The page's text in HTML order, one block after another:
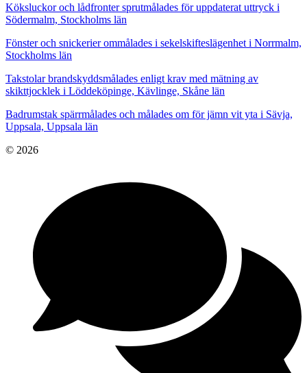
Köksluckor och lådfronter sprutmålades för uppdaterat uttryck i
Södermalm, Stockholms län
Fönster och snickerier ommålades i sekelskifteslägenhet i Norrmalm,
Stockholms län
Takstolar brandskyddsmålades enligt krav med mätning av
skikttjocklek i Löddeköpinge, Kävlinge, Skåne län
Badrumstak spärrmålades och målades om för jämn vit yta i Sävja,
Uppsala, Uppsala län
© 2026